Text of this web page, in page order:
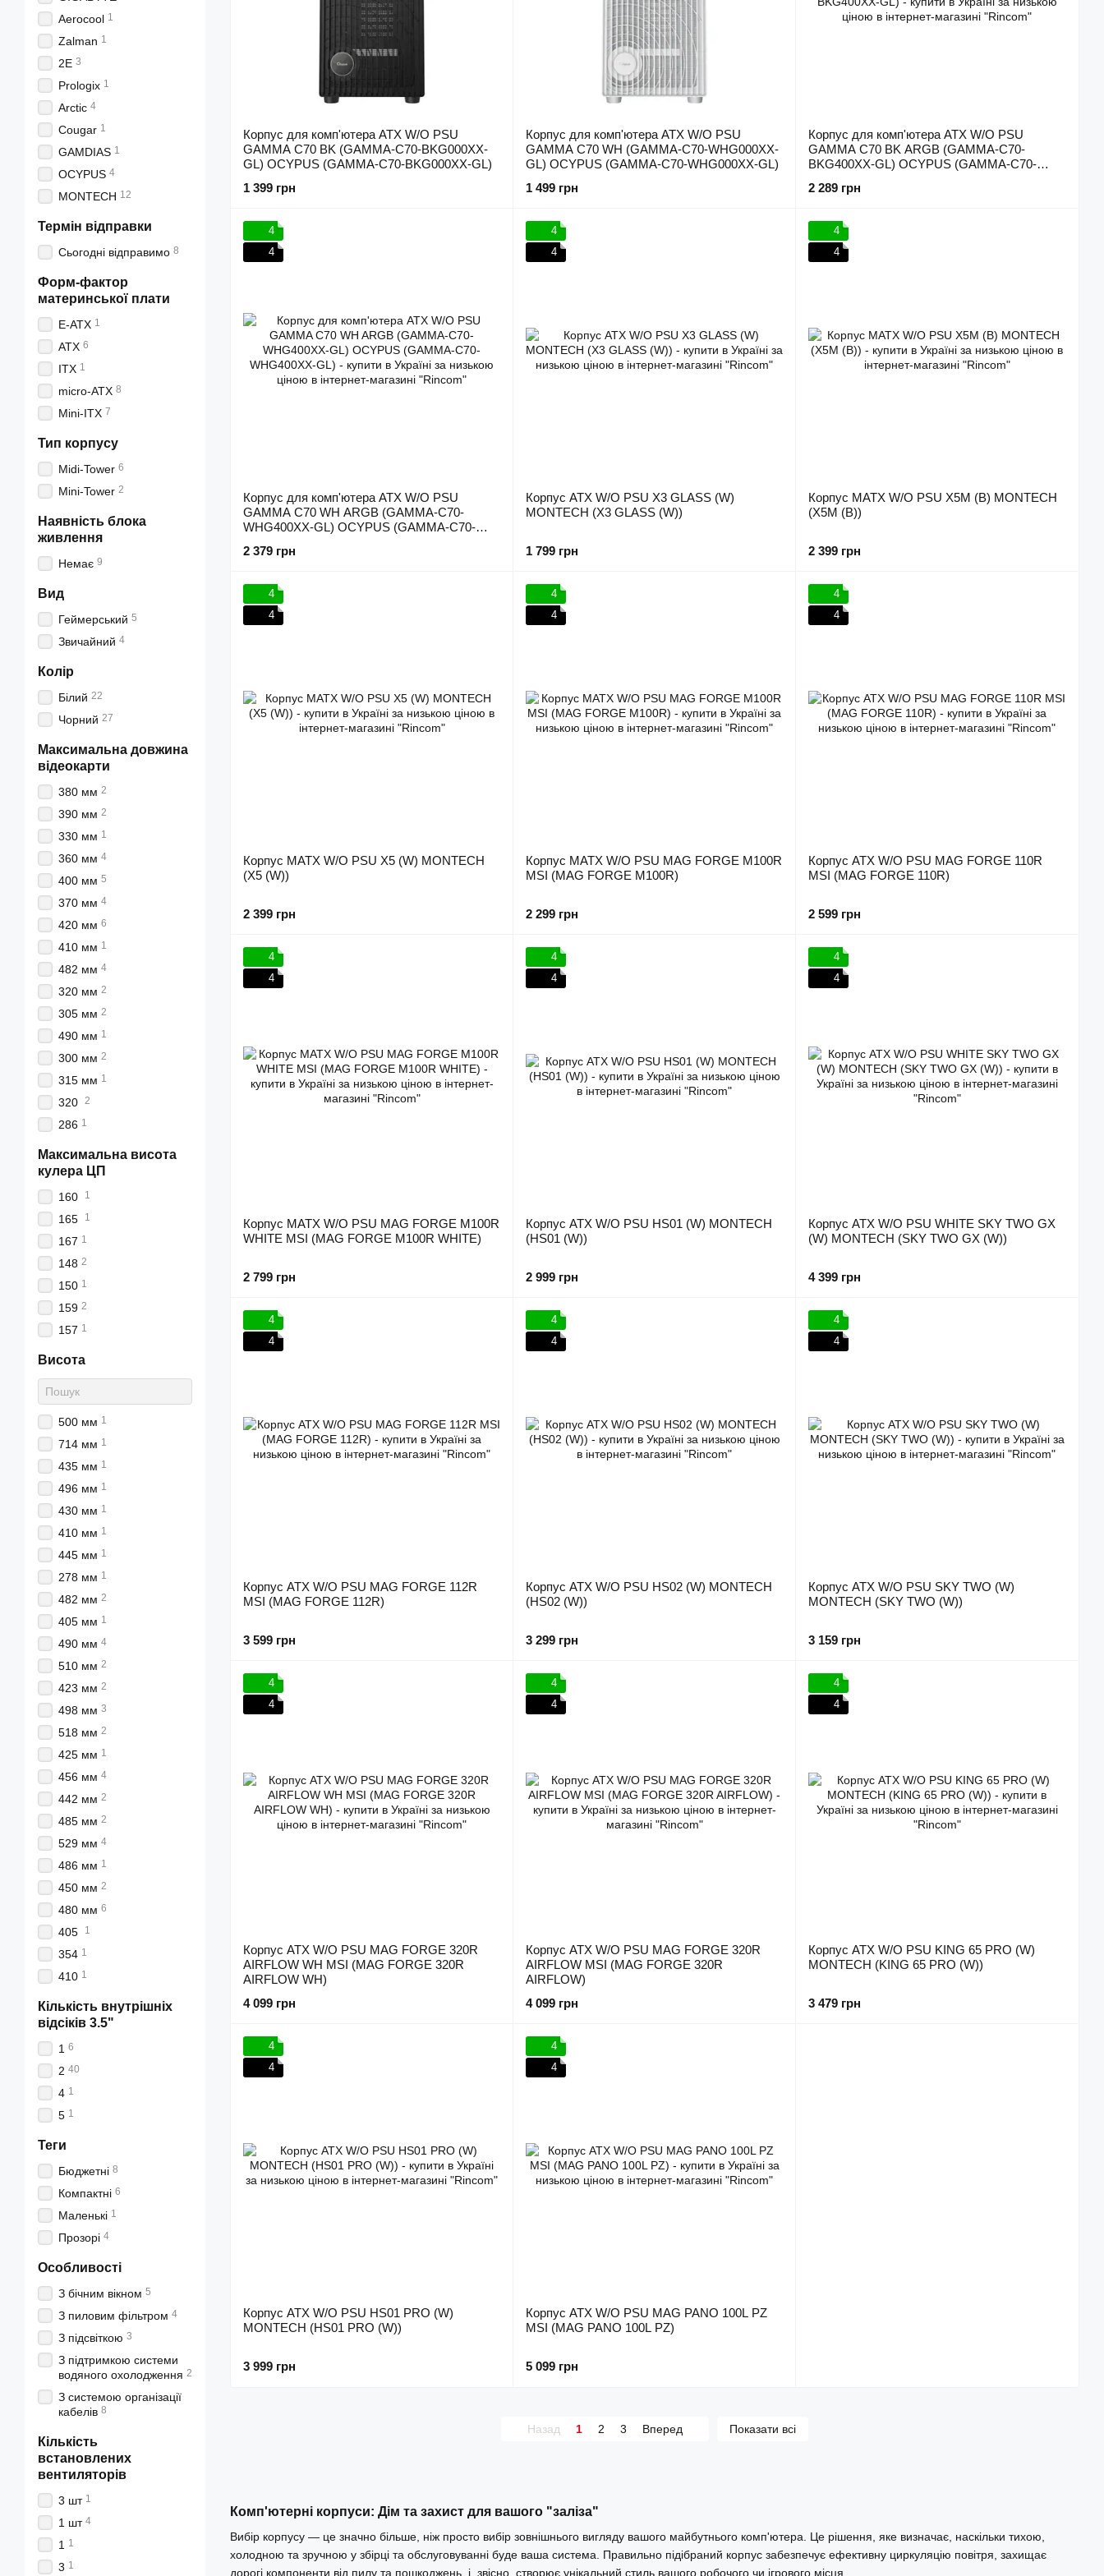
Комп'ютерні корпуси: Дім та захист для вашого "заліза"
Вибір корпусу — це значно більше, ніж просто вибір зовнішнього вигляду вашого майбутнього комп'ютера. Це рішення, яке визначає, наскільки тихою,
холодною та зручною у збірці та обслуговуванні буде ваша система. Правильно підібраний корпус забезпечує ефективну циркуляцію повітря, захищає
дорогі компоненти від пилу та пошкоджень, і, звісно, створює унікальний стиль вашого робочого чи ігрового місця.
Корпус для комп'ютера ATX W/O PSU
GAMMA C70 BK (GAMMA-C70-BKG000XX-
GL) OCYPUS (GAMMA-C70-BKG000XX-GL)
1 399 грн
Корпус для комп'ютера ATX W/O PSU
GAMMA C70 WH (GAMMA-C70-WHG000XX-
GL) OCYPUS (GAMMA-C70-WHG000XX-GL)
1 499 грн
Корпус для комп'ютера ATX W/O PSU
GAMMA C70 BK ARGB (GAMMA-C70-
BKG400XX-GL) OCYPUS (GAMMA-C70-
2 289 грн
4
4
Корпус для комп'ютера ATX W/O PSU
GAMMA C70 WH ARGB (GAMMA-C70-
WHG400XX-GL) OCYPUS (GAMMA-C70-
2 379 грн
4
4
Корпус ATX W/O PSU X3 GLASS (W)
MONTECH (X3 GLASS (W))
1 799 грн
4
4
Корпус MATX W/O PSU X5M (B) MONTECH
(X5M (B))
2 399 грн
4
4
Корпус MATX W/O PSU X5 (W) MONTECH
(X5 (W))
2 399 грн
4
4
Корпус MATX W/O PSU MAG FORGE M100R
MSI (MAG FORGE M100R)
2 299 грн
4
4
Корпус ATX W/O PSU MAG FORGE 110R
MSI (MAG FORGE 110R)
2 599 грн
4
4
Корпус MATX W/O PSU MAG FORGE M100R
WHITE MSI (MAG FORGE M100R WHITE)
2 799 грн
4
4
Корпус ATX W/O PSU HS01 (W) MONTECH
(HS01 (W))
2 999 грн
4
4
Корпус ATX W/O PSU WHITE SKY TWO GX
(W) MONTECH (SKY TWO GX (W))
4 399 грн
4
4
Корпус ATX W/O PSU MAG FORGE 112R
MSI (MAG FORGE 112R)
3 599 грн
4
4
Корпус ATX W/O PSU HS02 (W) MONTECH
(HS02 (W))
3 299 грн
4
4
Корпус ATX W/O PSU SKY TWO (W)
MONTECH (SKY TWO (W))
3 159 грн
4
4
Корпус ATX W/O PSU MAG FORGE 320R
AIRFLOW WH MSI (MAG FORGE 320R
AIRFLOW WH)
4 099 грн
4
4
Корпус ATX W/O PSU MAG FORGE 320R
AIRFLOW MSI (MAG FORGE 320R
AIRFLOW)
4 099 грн
4
4
Корпус ATX W/O PSU KING 65 PRO (W)
MONTECH (KING 65 PRO (W))
3 479 грн
4
4
Корпус ATX W/O PSU HS01 PRO (W)
MONTECH (HS01 PRO (W))
3 999 грн
4
4
Корпус ATX W/O PSU MAG PANO 100L PZ
MSI (MAG PANO 100L PZ)
5 099 грн
Назад 1 2 3 Вперед Показати всі
Aerocool 1
Zalman 1
2E 3
Prologix 1
Arctic 4
Cougar 1
GAMDIAS 1
OCYPUS 4
MONTECH 12
Термін відправки
Сьогодні відправимо 8
Форм-фактор
материнської плати
E-ATX 1
ATX 6
ITX 1
micro-ATX 8
Mini-ITX 7
Тип корпусу
Midi-Tower 6
Mini-Tower 2
Наявність блока
живлення
Немає 9
Вид
Геймерський 5
Звичайний 4
Колір
Білий 22
Чорний 27
Максимальна довжина
відеокарти
380 мм 2
390 мм 2
330 мм 1
360 мм 4
400 мм 5
370 мм 4
420 мм 6
410 мм 1
482 мм 4
320 мм 2
305 мм 2
490 мм 1
300 мм 2
315 мм 1
320 2
286 1
Максимальна висота
кулера ЦП
160 1
165 1
167 1
148 2
150 1
159 2
157 1
Висота
500 мм 1
714 мм 1
435 мм 1
496 мм 1
430 мм 1
410 мм 1
445 мм 1
278 мм 1
482 мм 2
405 мм 1
490 мм 4
510 мм 2
423 мм 2
498 мм 3
518 мм 2
425 мм 1
456 мм 4
442 мм 2
485 мм 2
529 мм 4
486 мм 1
450 мм 2
480 мм 6
405 1
354 1
410 1
Кількість внутрішніх
відсіків 3.5"
1 6
2 40
4 1
5 1
Теги
Бюджетні 8
Компактні 6
Маленькі 1
Прозорі 4
Особливості
З бічним вікном 5
З пиловим фільтром 4
З підсвіткою 3
З підтримкою системи
водяного охолодження 2
З системою організації
кабелів 8
Кількість
встановлених
вентиляторів
3 шт 1
1 шт 4
1 1
3 1